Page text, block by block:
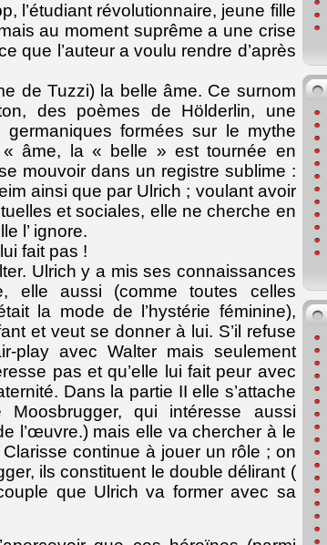
l’étudiant révolutionnaire, jeune fille
au moment suprême a une crise
que l’auteur a voulu rendre d’après
de Tuzzi) la belle âme. Ce surnom
des poèmes de Hölderlin, une
germaniques formées sur le mythe
âme, la « belle » est tournée en
mouvoir dans un registre sublime :
ainsi que par Ulrich ; voulant avoir
et sociales, elle ne cherche en
l’ ignore.
fait pas !
Ulrich y a mis ses connaissances
elle aussi (comme toutes celles
la mode de l’hystérie féminine),
et veut se donner à lui. S’il refuse
play avec Walter mais seulement
pas et qu’elle lui fait peur avec
Dans la partie II elle s’attache
Moosbrugger, qui intéresse aussi
l’œuvre.) mais elle va chercher à le
continue à jouer un rôle ; on
ils constituent le double délirant (
que Ulrich va former avec sa